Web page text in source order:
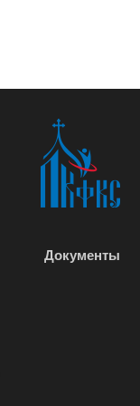
Документы